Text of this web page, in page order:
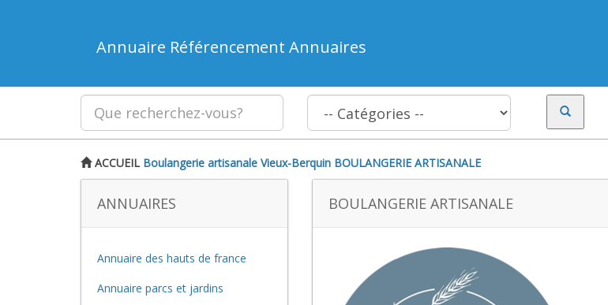
Annuaire Référencement Annuaires
ACCUEIL Boulangerie artisanale Vieux-Berquin BOULANGERIE ARTISANALE
ANNUAIRES
Annuaire des hauts de france
Annuaire parcs et jardins
BOULANGERIE ARTISANALE